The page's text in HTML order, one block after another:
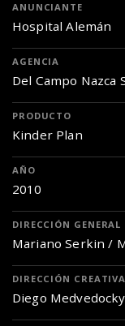
ANUNCIANTE
Hospital Alemán
AGENCIA
Del Campo Nazca
PRODUCTO
Kinder Plan
AÑO
2010
DIRECCIÓN GENERAL
Mariano Serkin /
DIRECCIÓN CREATIVA
Diego Medvedocky